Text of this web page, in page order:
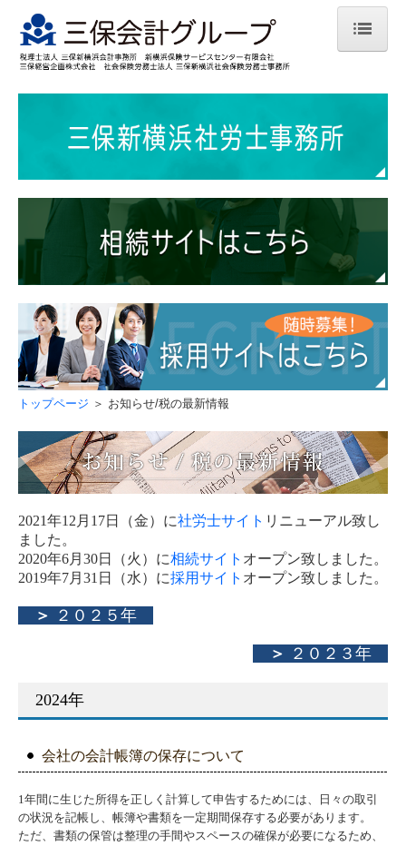
トップページ
業務案内
お知らせ等
お知らせ/税の最新情報（2025年）
お問合せページ
採用サイト
トップページ ＞ お知らせ/税の最新情報
2021年12月17日（金）に社労士サイト リニューアル致し
ました。
2020年6月30日（火）に相続サイト オープン致しました。
2019年7月31日（水）に採用サイト オープン致しました。
＞ ２０２５年
＞ ２０２３年
2024年
会社の会計帳簿の保存について
1年間に生じた所得を正しく計算して申告するためには、日々の取引
の状況を記帳し、帳簿や書類を一定期間保存する必要があります。
ただ、書類の保管は整理の手間やスペースの確保が必要になるため、